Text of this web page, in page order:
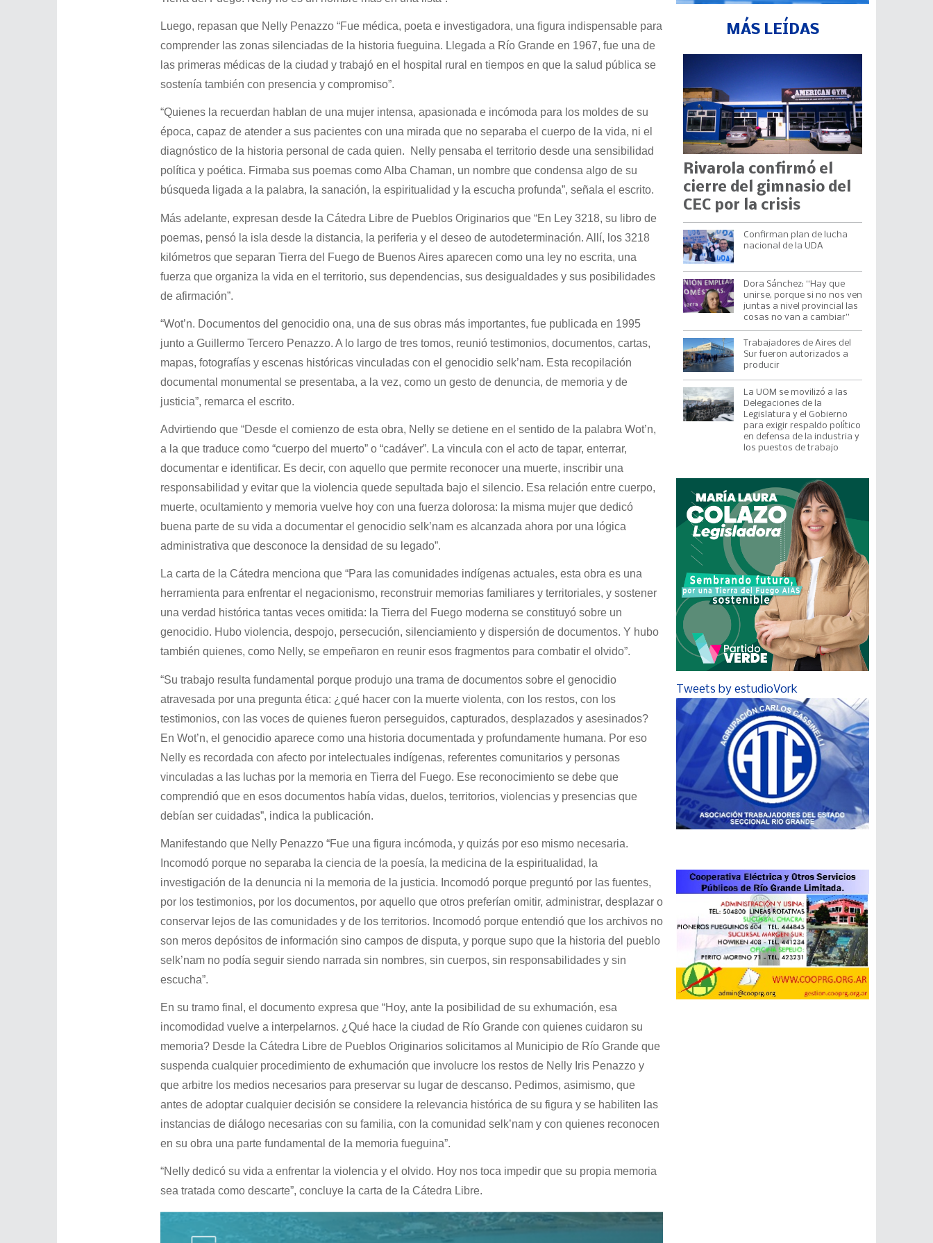
Luego, repasan que Nelly Penazzo “Fue médica, poeta e investigadora, una figura indispensable para
comprender las zonas silenciadas de la historia fueguina. Llegada a Río Grande en 1967, fue una de
las primeras médicas de la ciudad y trabajó en el hospital rural en tiempos en que la salud pública se
sostenía también con presencia y compromiso”.
“Quienes la recuerdan hablan de una mujer intensa, apasionada e incómoda para los moldes de su
época, capaz de atender a sus pacientes con una mirada que no separaba el cuerpo de la vida, ni el
diagnóstico de la historia personal de cada quien. Nelly pensaba el territorio desde una sensibilidad
política y poética. Firmaba sus poemas como Alba Chaman, un nombre que condensa algo de su
búsqueda ligada a la palabra, la sanación, la espiritualidad y la escucha profunda”, señala el escrito.
Más adelante, expresan desde la Cátedra Libre de Pueblos Originarios que “En Ley 3218, su libro de
poemas, pensó la isla desde la distancia, la periferia y el deseo de autodeterminación. Allí, los 3218
kilómetros que separan Tierra del Fuego de Buenos Aires aparecen como una ley no escrita, una
fuerza que organiza la vida en el territorio, sus dependencias, sus desigualdades y sus posibilidades
de afirmación”.
“Wot’n. Documentos del genocidio ona, una de sus obras más importantes, fue publicada en 1995
junto a Guillermo Tercero Penazzo. A lo largo de tres tomos, reunió testimonios, documentos, cartas,
mapas, fotografías y escenas históricas vinculadas con el genocidio selk’nam. Esta recopilación
documental monumental se presentaba, a la vez, como un gesto de denuncia, de memoria y de
justicia”, remarca el escrito.
Advirtiendo que “Desde el comienzo de esta obra, Nelly se detiene en el sentido de la palabra Wot’n,
a la que traduce como “cuerpo del muerto” o “cadáver”. La vincula con el acto de tapar, enterrar,
documentar e identificar. Es decir, con aquello que permite reconocer una muerte, inscribir una
responsabilidad y evitar que la violencia quede sepultada bajo el silencio. Esa relación entre cuerpo,
muerte, ocultamiento y memoria vuelve hoy con una fuerza dolorosa: la misma mujer que dedicó
buena parte de su vida a documentar el genocidio selk’nam es alcanzada ahora por una lógica
administrativa que desconoce la densidad de su legado”.
La carta de la Cátedra menciona que “Para las comunidades indígenas actuales, esta obra es una
herramienta para enfrentar el negacionismo, reconstruir memorias familiares y territoriales, y sostener
una verdad histórica tantas veces omitida: la Tierra del Fuego moderna se constituyó sobre un
genocidio. Hubo violencia, despojo, persecución, silenciamiento y dispersión de documentos. Y hubo
también quienes, como Nelly, se empeñaron en reunir esos fragmentos para combatir el olvido”.
“Su trabajo resulta fundamental porque produjo una trama de documentos sobre el genocidio
atravesada por una pregunta ética: ¿qué hacer con la muerte violenta, con los restos, con los
testimonios, con las voces de quienes fueron perseguidos, capturados, desplazados y asesinados?
En Wot’n, el genocidio aparece como una historia documentada y profundamente humana. Por eso
Nelly es recordada con afecto por intelectuales indígenas, referentes comunitarios y personas
vinculadas a las luchas por la memoria en Tierra del Fuego. Ese reconocimiento se debe que
comprendió que en esos documentos había vidas, duelos, territorios, violencias y presencias que
debían ser cuidadas”, indica la publicación.
Manifestando que Nelly Penazzo “Fue una figura incómoda, y quizás por eso mismo necesaria.
Incomodó porque no separaba la ciencia de la poesía, la medicina de la espiritualidad, la
investigación de la denuncia ni la memoria de la justicia. Incomodó porque preguntó por las fuentes,
por los testimonios, por los documentos, por aquello que otros preferían omitir, administrar, desplazar o
conservar lejos de las comunidades y de los territorios. Incomodó porque entendió que los archivos no
son meros depósitos de información sino campos de disputa, y porque supo que la historia del pueblo
selk’nam no podía seguir siendo narrada sin nombres, sin cuerpos, sin responsabilidades y sin
escucha”.
En su tramo final, el documento expresa que “Hoy, ante la posibilidad de su exhumación, esa
incomodidad vuelve a interpelarnos. ¿Qué hace la ciudad de Río Grande con quienes cuidaron su
memoria? Desde la Cátedra Libre de Pueblos Originarios solicitamos al Municipio de Río Grande que
suspenda cualquier procedimiento de exhumación que involucre los restos de Nelly Iris Penazzo y
que arbitre los medios necesarios para preservar su lugar de descanso. Pedimos, asimismo, que
antes de adoptar cualquier decisión se considere la relevancia histórica de su figura y se habiliten las
instancias de diálogo necesarias con su familia, con la comunidad selk’nam y con quienes reconocen
en su obra una parte fundamental de la memoria fueguina”.
“Nelly dedicó su vida a enfrentar la violencia y el olvido. Hoy nos toca impedir que su propia memoria
sea tratada como descarte”, concluye la carta de la Cátedra Libre.
MÁS LEÍDAS
Rivarola confirmó el
cierre del gimnasio del
CEC por la crisis
Confirman plan de lucha
nacional de la UDA
Dora Sánchez: “Hay que
unirse, porque si no nos ven
juntas a nivel provincial las
cosas no van a cambiar”
Trabajadores de Aires del
Sur fueron autorizados a
producir
La UOM se movilizó a las
Delegaciones de la
Legislatura y el Gobierno
para exigir respaldo político
en defensa de la industria y
los puestos de trabajo
Tweets by estudioVork